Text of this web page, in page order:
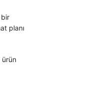
bir
planı
ürün